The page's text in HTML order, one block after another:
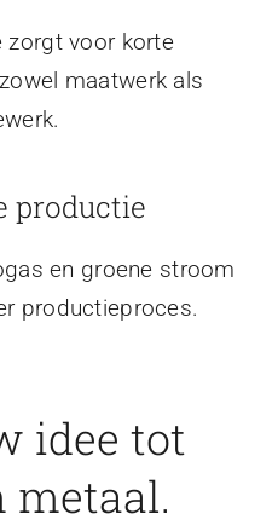
zorgt voor korte
maatwerk als
productie
en groene stroom
productieproces.
idee tot
metaal.